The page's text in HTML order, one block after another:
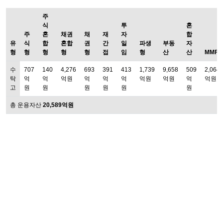
유
형
주
식
형
주
식
혼
합
형
채권
혼합
형
채
권
형
재
간
접
투
자
일
임
파생
형
부동
산
혼
합
자
산
MMF
수
탁
고
707
억
원
140
억
원
4,276
억원
693
억
원
391
억
원
413
억
원
1,739
억원
9,658
억원
509
억
원
2,064
억원
총 운용자산 20,589억원